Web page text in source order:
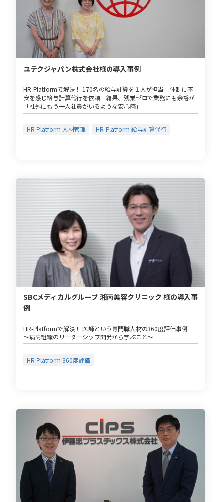
ユテクジャパン株式会社様の導入事例
HR-Platformで解決！ 170名の給与計算を１人が担当 体制に不
安を感じ給与計算代行を依頼 結果、残業ゼロで業務にも余裕が
「社外にもう一人社員がいるような安心感」
HR-Platform 人材管理 HR-Platform 給与計算代行
SBCメディカルグループ 湘南美容クリニック 様の導入事
例
HR-Platformで解決！ 医師という専門職人材の360度評価事例
～病院組織のリーダーシップ開発から学ぶこと～
HR-Platform 360度評価